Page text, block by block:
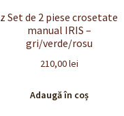
z Set de 2 piese crosetate
manual IRIS –
gri/verde/rosu
210,00lei
Adaugă în coș